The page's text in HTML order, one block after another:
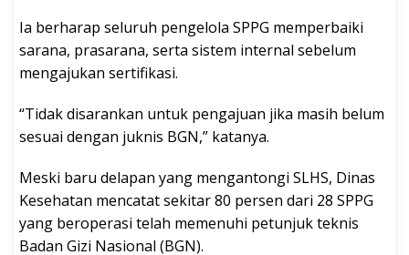
Ia berharap seluruh pengelola SPPG memperbaiki
sarana, prasarana, serta sistem internal sebelum
mengajukan sertifikasi.
“Tidak disarankan untuk pengajuan jika masih belum
sesuai dengan juknis BGN,” katanya.
Meski baru delapan yang mengantongi SLHS, Dinas
Kesehatan mencatat sekitar 80 persen dari 28 SPPG
yang beroperasi telah memenuhi petunjuk teknis
Badan Gizi Nasional (BGN).